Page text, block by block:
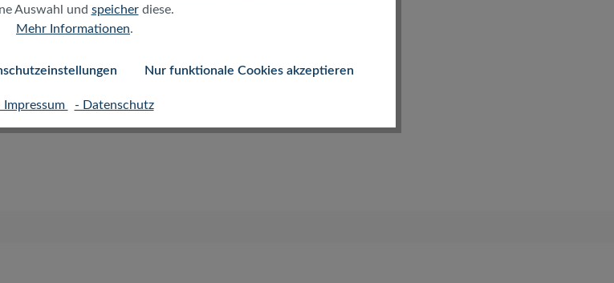
wandeln mit dem 3-poligen Adapter
Auswahl und speicherdiese.
Mehr Informationen.
Nur funktionale Cookies akzeptieren
Impressum - Datenschutz